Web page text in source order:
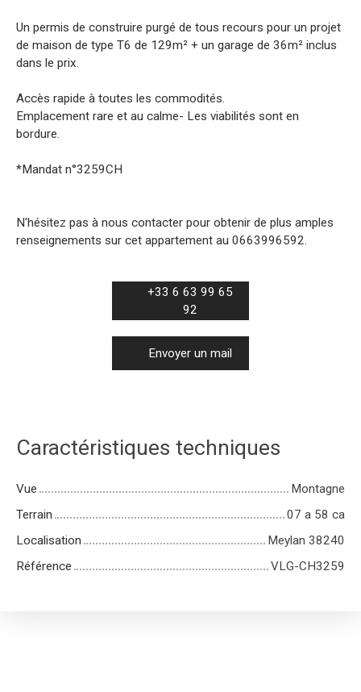
Un permis de construire purgé de tous recours pour un projet
de maison de type T6 de 129m² + un garage de 36m² inclus
dans le prix.
Accès rapide à toutes les commodités.
Emplacement rare et au calme- Les viabilités sont en
bordure.
*Mandat n°3259CH
N'hésitez pas à nous contacter pour obtenir de plus amples
renseignements sur cet appartement au 0663996592.
+33 6 63 99 65
92
Envoyer un mail
Caractéristiques techniques
Vue
Montagne
Terrain
07 a 58 ca
Localisation
Meylan 38240
Référence
VLG-CH3259